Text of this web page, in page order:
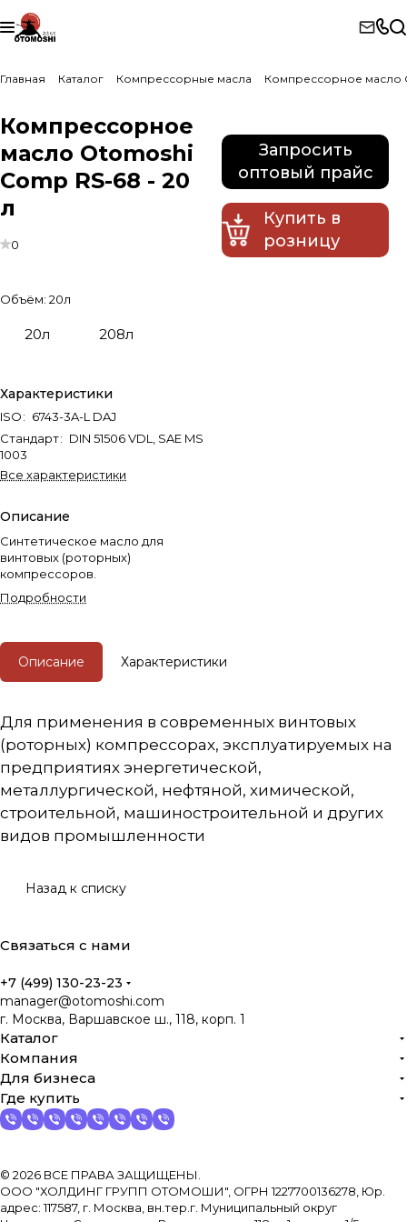
Главная Каталог Компрессорные масла Компрессорное масло
Компрессорное
масло Otomoshi
Comp RS-68 - 20
л
0
Объём: 20л
20л 208л
Характеристики
ISO: 6743-3A-L DAJ
Стандарт: DIN 51506 VDL, SAE MS
1003
Все характеристики
Описание
Синтетическое масло для
винтовых (роторных)
компрессоров.
Подробности
Запросить
оптовый прайс
Купить в
розницу
Описание Характеристики
Для применения в современных винтовых
(роторных) компрессорах, эксплуатируемых на
предприятиях энергетической,
металлургической, нефтяной, химической,
строительной, машиностроительной и других
видов промышленности
Назад к списку
Связаться с нами
+7 (499) 130-23-23
manager@otomoshi.com
г. Москва, Варшавское ш., 118, корп. 1
Каталог
Компания
Для бизнеса
Где купить
© 2026 ВСЕ ПРАВА ЗАЩИЩЕНЫ.
ООО "ХОЛДИНГ ГРУПП ОТОМОШИ", ОГРН 1227700136278, Юр.
адрес: 117587, г. Москва, вн.тер.г. Муниципальный округ